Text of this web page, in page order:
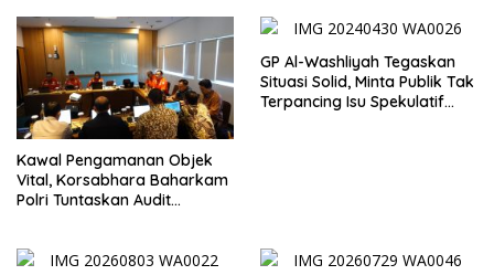
Kawal Pengamanan Objek
Vital, Korsabhara Baharkam
Polri Tuntaskan Audit
GP Al-Washliyah Tegaskan
Situasi Solid, Minta Publik Tak
Terpancing Isu Spekulatif